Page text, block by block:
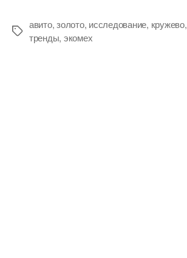
Метки
авито,золото, исследование, кружево,
тренды, экомех